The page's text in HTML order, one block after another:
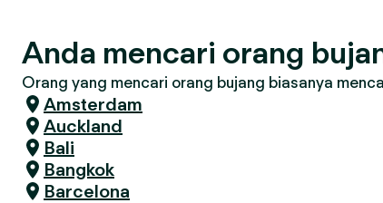
Anda mencari orang
Orang yang mencari orang bujang biasanya
Amsterdam
Auckland
Bali
Bangkok
Barcelona